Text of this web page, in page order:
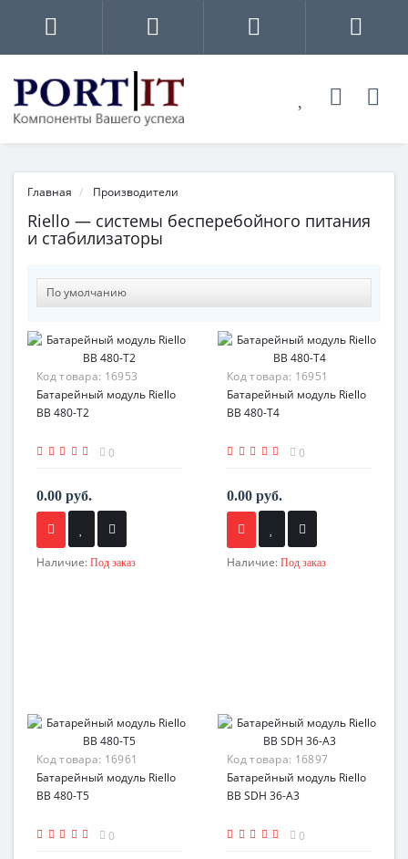
Главная Производители
Riello — системы бесперебойного питания
и стабилизаторы
Код товара: 16953
Батарейный модуль Riello
BB 480-T2
0
0.00 руб.
Наличие: Под заказ
Код товара: 16951
Батарейный модуль Riello
BB 480-T4
0
0.00 руб.
Наличие: Под заказ
Код товара: 16961
Батарейный модуль Riello
BB 480-T5
0
Код товара: 16897
Батарейный модуль Riello
BB SDH 36-A3
0